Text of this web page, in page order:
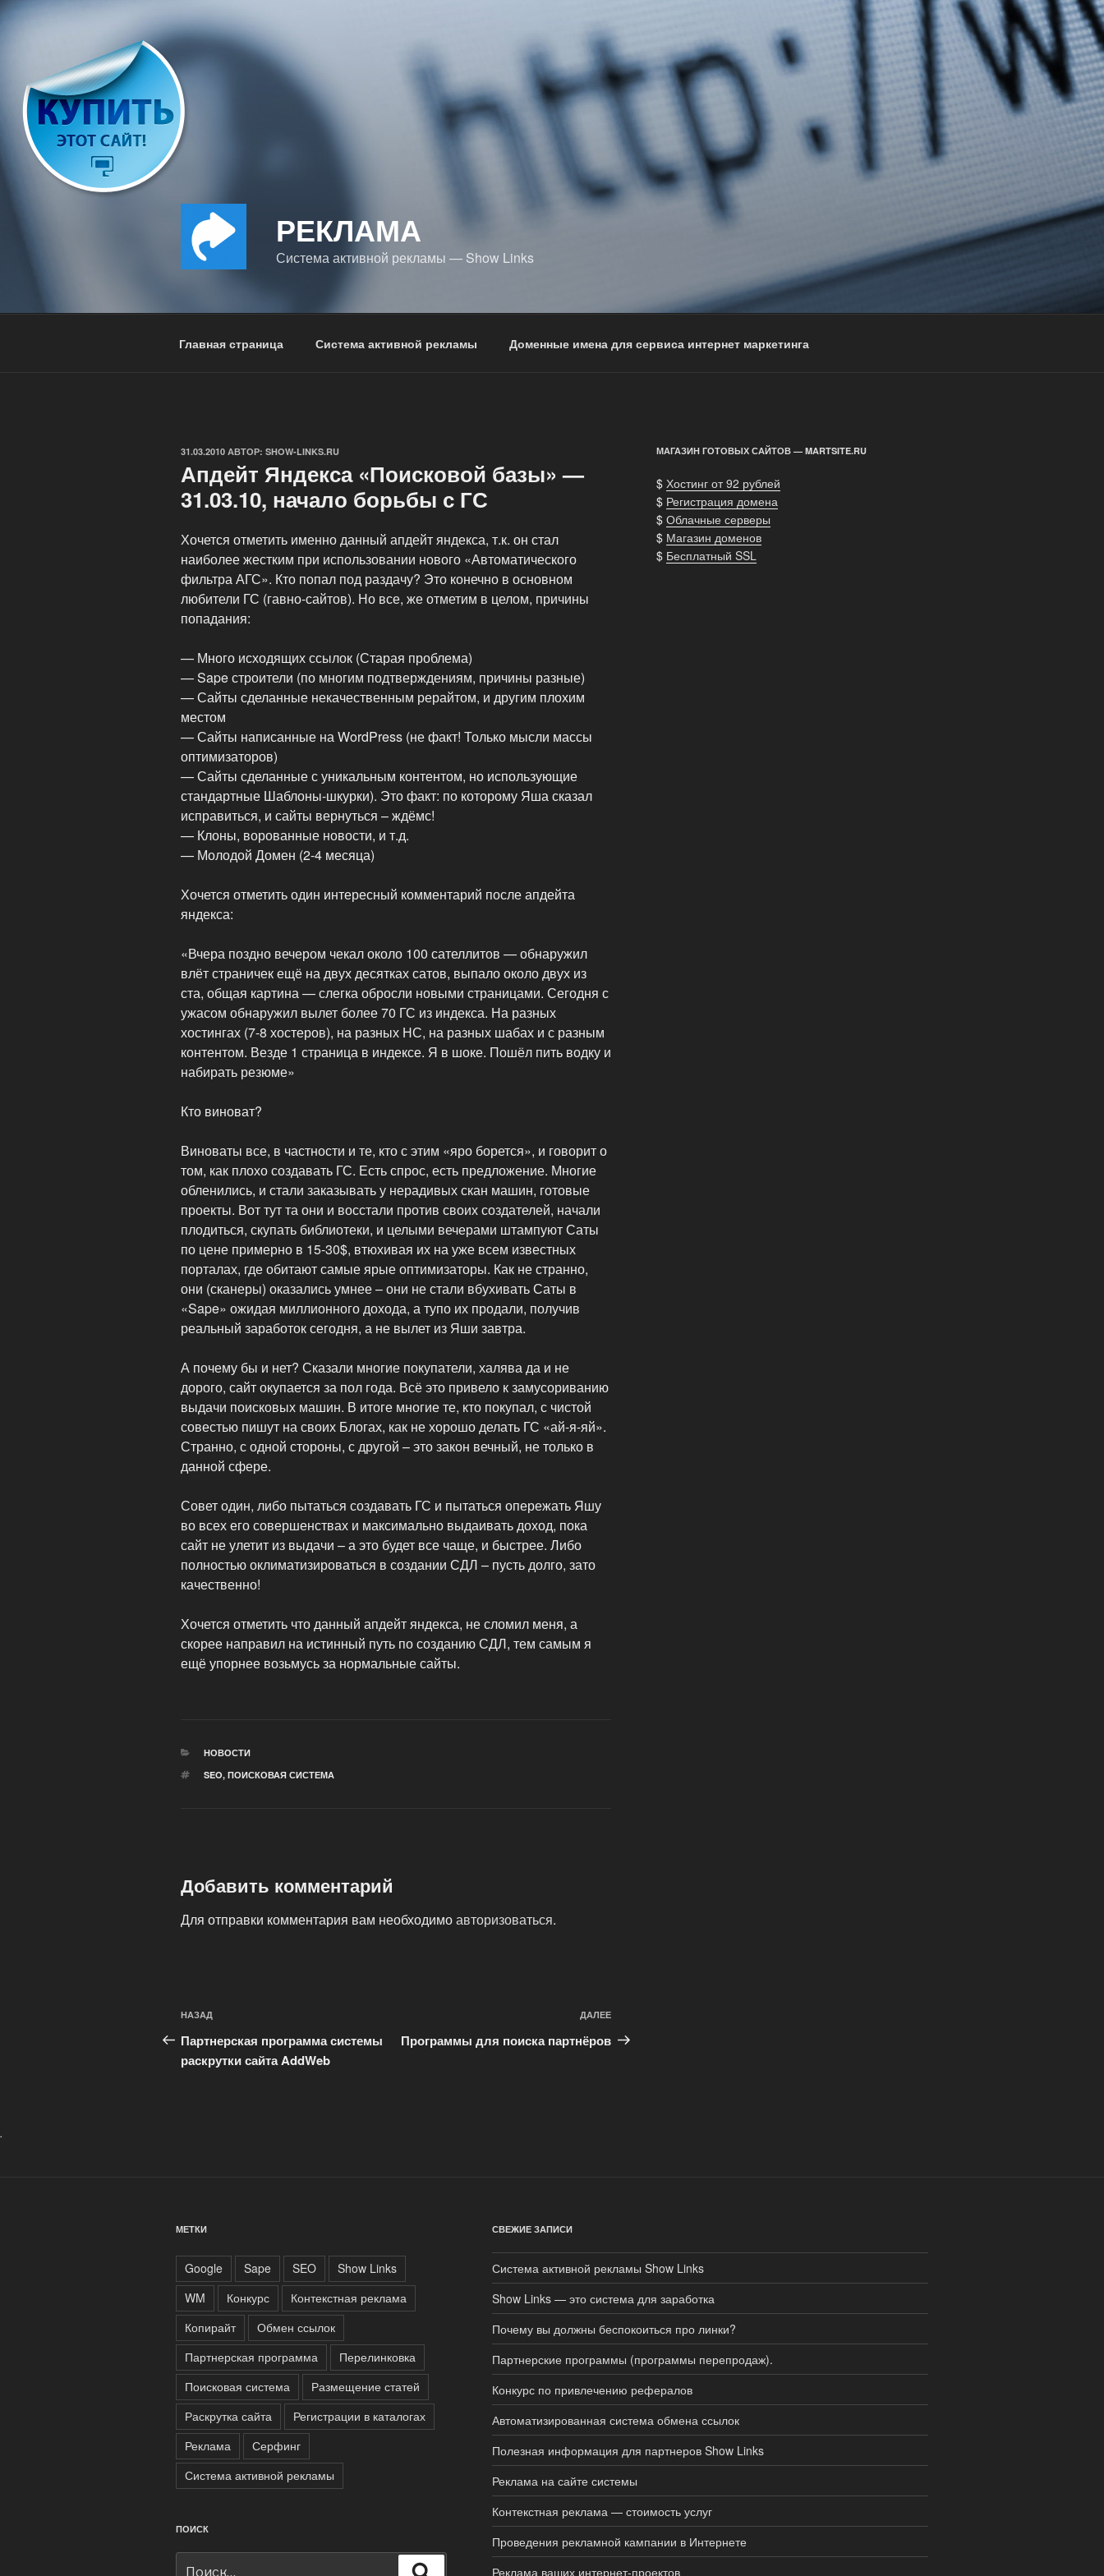
Перейти
РЕКЛАМА
Система активной рекламы — Show Links
Главная страница Система активной рекламы Доменные имена для сервиса интернет маркетинга
ОПУБЛИКОВАНО
31.03.2010 АВТОР: SHOW-LINKS.RU
Апдейт Яндекса «Поисковой базы» —
31.03.10, начало борьбы с ГС
Хочется отметить именно данный апдейт яндекса, т.к. он стал
наиболее жестким при использовании нового «Автоматического
фильтра АГС». Кто попал под раздачу? Это конечно в основном
любители ГС (гавно-сайтов). Но все, же отметим в целом, причины
попадания:
— Много исходящих ссылок (Старая проблема)
— Sape строители (по многим подтверждениям, причины разные)
— Сайты сделанные некачественным рерайтом, и другим плохим
местом
— Сайты написанные на WordPress (не факт! Только мысли массы
оптимизаторов)
— Сайты сделанные с уникальным контентом, но использующие
стандартные Шаблоны-шкурки). Это факт: по которому Яша сказал
исправиться, и сайты вернуться – ждёмс!
— Клоны, ворованные новости, и т.д.
— Молодой Домен (2-4 месяца)
Хочется отметить один интересный комментарий после апдейта
яндекса:
«Вчера поздно вечером чекал около 100 сателлитов — обнаружил
влёт страничек ещё на двух десятках сатов, выпало около двух из
ста, общая картина — слегка обросли новыми страницами. Сегодня с
ужасом обнаружил вылет более 70 ГС из индекса. На разных
хостингах (7-8 хостеров), на разных НС, на разных шабах и с разным
контентом. Везде 1 страница в индексе. Я в шоке. Пошёл пить водку и
набирать резюме»
Кто виноват?
Виноваты все, в частности и те, кто с этим «яро борется», и говорит о
том, как плохо создавать ГС. Есть спрос, есть предложение. Многие
обленились, и стали заказывать у нерадивых скан машин, готовые
проекты. Вот тут та они и восстали против своих создателей, начали
плодиться, скупать библиотеки, и целыми вечерами штампуют Саты
по цене примерно в 15-30$, втюхивая их на уже всем известных
порталах, где обитают самые ярые оптимизаторы. Как не странно,
они (сканеры) оказались умнее – они не стали вбухивать Саты в
«Sape» ожидая миллионного дохода, а тупо их продали, получив
реальный заработок сегодня, а не вылет из Яши завтра.
А почему бы и нет? Сказали многие покупатели, халява да и не
дорого, сайт окупается за пол года. Всё это привело к замусориванию
выдачи поисковых машин. В итоге многие те, кто покупал, с чистой
совестью пишут на своих Блогах, как не хорошо делать ГС «ай-я-яй».
Странно, с одной стороны, с другой – это закон вечный, не только в
данной сфере.
Совет один, либо пытаться создавать ГС и пытаться опережать Яшу
во всех его совершенствах и максимально выдаивать доход, пока
сайт не улетит из выдачи – а это будет все чаще, и быстрее. Либо
полностью оклиматизироваться в создании СДЛ – пусть долго, зато
качественно!
Хочется отметить что данный апдейт яндекса, не сломил меня, а
скорее направил на истинный путь по созданию СДЛ, тем самым я
ещё упорнее возьмусь за нормальные сайты.
РУБРИКИ
НОВОСТИ
МЕТКИ
SEO, ПОИСКОВАЯ СИСТЕМА
Добавить комментарий
Для отправки комментария вам необходимоавторизоваться.
Навигация
по
записям
Предыдущая
запись:
НАЗАД
Партнерская программа системы
раскрутки сайта AddWeb
запись
ДАЛЕЕ
Программы для поиска партнёров
МАГАЗИН ГОТОВЫХ САЙТОВ — MARTSITE.RU
$ Хостинг от 92 рублей
$ Регистрация домена
$ Облачные серверы
$ Магазин доменов
$ Бесплатный SSL
.
МЕТКИ
Google Sape SEO
Show Links
WM
Конкурс
Контекстная реклама
Копирайт
Обмен ссылок
Партнерская программа
Перелинковка
Поисковая система
Размещение статей
Раскрутка сайта
Регистрации в каталогах
Реклама
Серфинг
Система активной рекламы
ПОИСК
СВЕЖИЕ ЗАПИСИ
Система активной рекламы Show Links
Show Links — это система для заработка
Почему вы должны беспокоиться про линки?
Партнерские программы (программы перепродаж).
Конкурс по привлечению рефералов
Автоматизированная система обмена ссылок
Полезная информация для партнеров Show Links
Реклама на сайте системы
Контекстная реклама — стоимость услуг
Проведения рекламной кампании в Интернете
Реклама ваших интернет-проектов